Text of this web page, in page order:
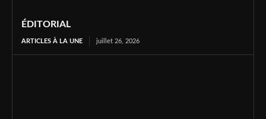
ÉDITORIAL
ARTICLES À LA UNE juillet 26, 2026